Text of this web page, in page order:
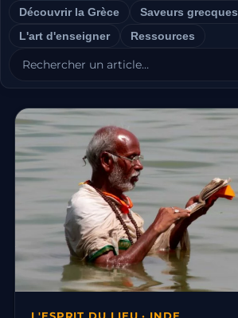
Découvrir la Grèce
Saveurs grecques
L'art d'enseigner
Ressources